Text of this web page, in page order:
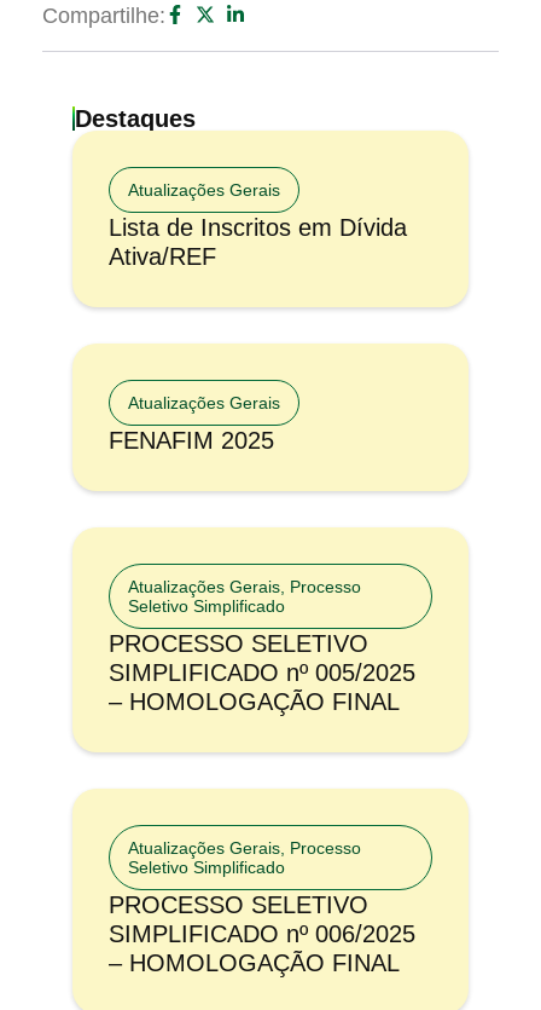
Compartilhe:
Destaques
Atualizações Gerais
Lista de Inscritos em Dívida
Ativa/REF
Atualizações Gerais
FENAFIM 2025
Atualizações Gerais Processo
Seletivo Simplificado
PROCESSO SELETIVO
SIMPLIFICADO nº 005/2025
– HOMOLOGAÇÃO FINAL
Atualizações Gerais Processo
Seletivo Simplificado
PROCESSO SELETIVO
SIMPLIFICADO nº 006/2025
– HOMOLOGAÇÃO FINAL